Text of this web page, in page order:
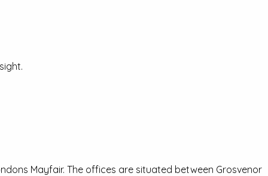
Mayfair. The offices are situated between Grosvenor